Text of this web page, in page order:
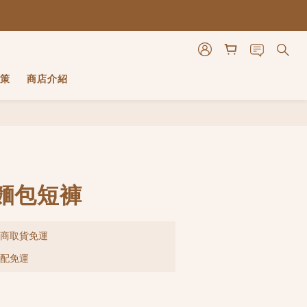
商店介紹
包短褲
取貨免運
免運